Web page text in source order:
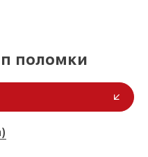
поломки